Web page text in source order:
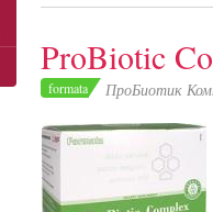
ProBiotic
formata ПроБиотик